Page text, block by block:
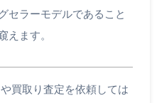
セラーモデルであること
えます。
買取り査定を依頼しては